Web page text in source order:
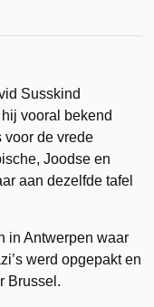
Susskind
vooral bekend
voor de vrede
Joodse en
aan dezelfde tafel
in Antwerpen waar
werd opgepakt en
Brussel.